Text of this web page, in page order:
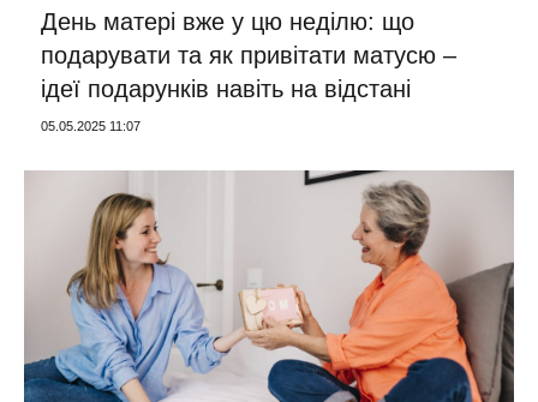
День матері вже у цю неділю: що
подарувати та як привітати матусю –
ідеї подарунків навіть на відстані
05.05.2025 11:07